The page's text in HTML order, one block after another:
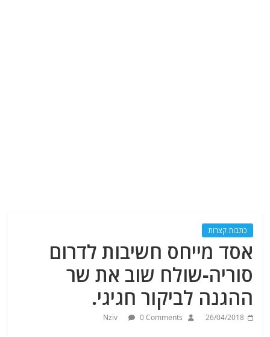
כתבות קצרות
אסד מייחס חשיבות לדרום
סוריה-שולח שוב את שר
ההגנה לביקור חגיגי.
26/04/2018
Nziv 0 Comments